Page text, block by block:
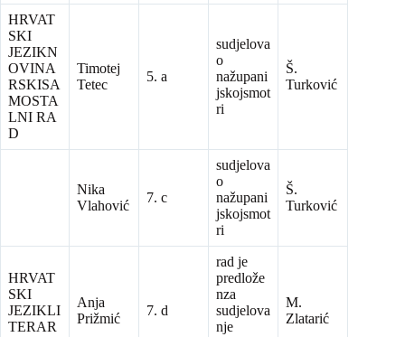
HRVAT
SKI
JEZIKN
OVINA
RSKISA
MOSTA
LNI RA
D
Timotej
Tetec
5. a
sudjelova
o
nažupani
jskojsmot
ri
Š.
Turković
Nika
Vlahović
7. c
sudjelova
o
nažupani
jskojsmot
ri
Š.
Turković
HRVAT
SKI
JEZIKLI
TERAR
Anja
Prižmić
7. d
rad je
predlože
nza
sudjelova
nje
M.
Zlatarić